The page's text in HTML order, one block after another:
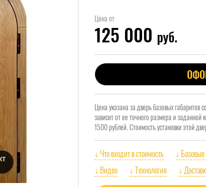
Цена от
125 000 руб.
Цена указана за дверь базовых габаритов
зависит от ее точного размера и
1500 рублей. Стоимость установки этой
↓ Что входит в стоимость ↓
↓ Видео
↓ Технология ↓